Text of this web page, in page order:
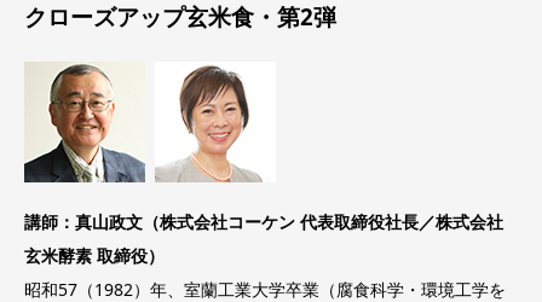
クローズアップ玄米食・第2弾
講師：真山政文（株式会社コーケン 代表取締役社長／株式会社
玄米酵素 取締役）
昭和57（1982）年、室蘭工業大学卒業（腐食科学・環境工学を